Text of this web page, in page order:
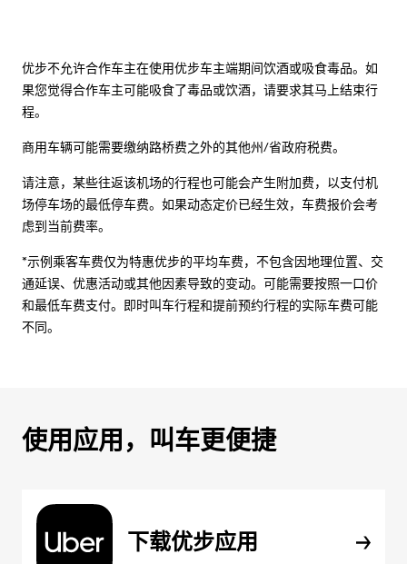
优步不允许合作车主在使用优步车主端期间饮酒或吸食毒品。如
果您觉得合作车主可能吸食了毒品或饮酒，请要求其马上结束行
程。
商用车辆可能需要缴纳路桥费之外的其他州/省政府税费。
请注意，某些往返该机场的行程也可能会产生附加费，以支付机
场停车场的最低停车费。如果动态定价已经生效，车费报价会考
虑到当前费率。
*示例乘客车费仅为特惠优步的平均车费，不包含因地理位置、交
通延误、优惠活动或其他因素导致的变动。可能需要按照一口价
和最低车费支付。即时叫车行程和提前预约行程的实际车费可能
不同。
使用应用，叫车更便捷
下载优步应用